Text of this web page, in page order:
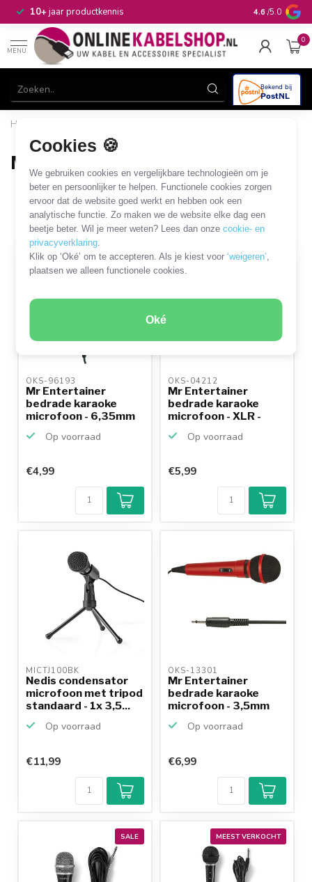
Cookies 🍪
We gebruiken cookies en vergelijkbare technologieën om je
beter en persoonlijker te helpen. Functionele cookies zorgen
ervoor dat de website goed werkt en hebben ook een
analytische functie. Zo maken we de website elke dag een
beetje beter. Wil je meer weten? Lees dan onzecookie- en
privacyverklaring.
Klik op ‘Oké’ om te accepteren. Als je kiest voor‘weigeren’,
plaatsen we alleen functionele cookies.
Oké
10+jaar productkennis 4.6 /5.0
MENU
0
Home
Microfoon en megafoon
Microfoon voor zang/spraak
13 PRODUCTEN
Filters SORTEER OP
OKS-96193
Mr Entertainer
bedrade karaoke
microfoon - 6,35mm
Op voorraad
€4,99
OKS-04212
Mr Entertainer
bedrade karaoke
microfoon - XLR -
Op voorraad
€5,99
MICTJ100BK
Nedis condensator
microfoon met tripod
standaard - 1x 3,5...
Op voorraad
€11,99
OKS-13301
Mr Entertainer
bedrade karaoke
microfoon - 3,5mm
Op voorraad
€6,99
SALE MEEST VERKOCHT